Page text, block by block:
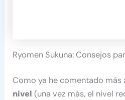
Ryomen Sukuna: Consejos
Como ya he comentado más
nivel (una vez más, el nivel